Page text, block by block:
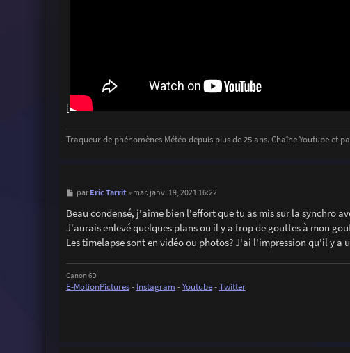
[
Traqueur de phénomènes Météo depuis plus de 25 ans. Chaîne Youtube et
M
s
s
a
e
par Eric Tarrit» mar. janv. 19, 2021 16:22
Beau condensé, j'aime bien l'effort que tu as mis sur la synchro
J'aurais enlevé quelques plans ou il y a trop de gouttes à mon
Les timelapse sont en vidéo ou photos? J'ai l'impression qu'il y a
Canon 6D
E-MotionPictures- Instagram -Youtube-Twitter